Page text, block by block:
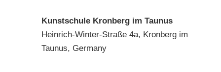
Kunstschule Kronberg im Taunus
Heinrich-Winter-Straße 4a, Kronberg im
Taunus, Germany